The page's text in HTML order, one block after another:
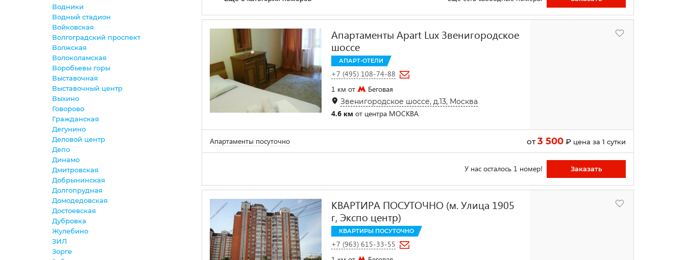
Апартаменты Apart Lux Звенигородское
шоссе
АПАРТ-ОТЕЛИ
+7 (495) 108-74-88
1 км от
Беговая
Звенигородское шоссе, д.13, Москва
4.6 км от центра МОСКВА
Апартаменты посуточно от3 500₽ цена за 1 сутки
У нас осталось 1 номер! Заказать
КВАРТИРА ПОСУТОЧНО (м. Улица 1905
г, Экспо центр)
КВАРТИРЫ ПОСУТОЧНО
+7 (963) 615-33-55
Водники
Водный стадион
Войковская
Волгоградский проспект
Волжская
Волоколамская
Воробьевы горы
Выставочная
Выставочный центр
Выхино
Говорово
Гражданская
Дегунино
Деловой центр
Депо
Динамо
Дмитровская
Добрынинская
Долгопрудная
Домодедовская
Достоевская
Дубровка
Жулебино
ЗИЛ
Зорге